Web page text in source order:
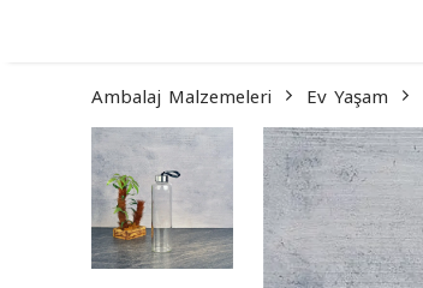
Ambalaj Malzemeleri Ev Yaşam